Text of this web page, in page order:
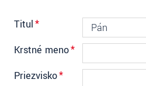
Titul*
Krstné meno*
Priezvisko*